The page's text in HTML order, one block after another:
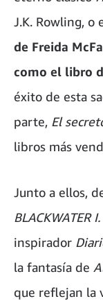
J.K. Rowling,
de Freida
como el libro
éxito de esta
parte, El
libros más
Junto a ellos,
BLACKWATER
inspirador
la fantasía de
que reflejan la